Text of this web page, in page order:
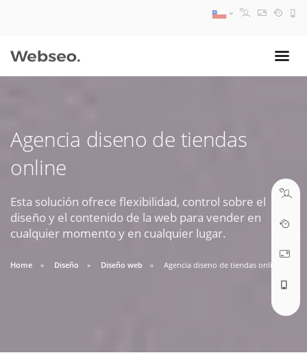
Agencia diseno de tiendas
online
Esta solución ofrece flexibilidad, control sobre el
diseño y el contenido de la web para vender en
cualquier momento y en cualquier lugar.
Home Diseño Diseño web Agencia diseno de tiendas online
09:30 AM A 18:30 PM
ABRIR TICKET